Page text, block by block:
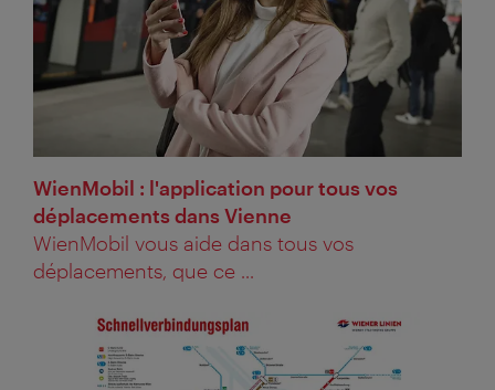
WienMobil : l'application pour tous vos
déplacements dans Vienne
WienMobil vous aide dans tous vos
déplacements, que ce ...